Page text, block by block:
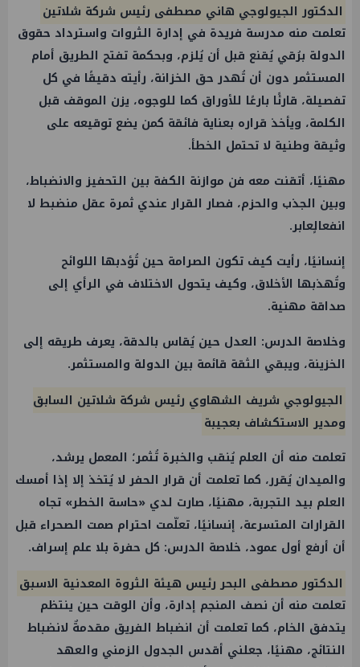
الدكتور الجيولوجي هاني مصطفى رئيس شركة شلاتين
تعلمت منه مدرسة فريدة في إدارة الثروات واسترداد حقوق
الدولة برُقي يُقنع قبل أن يُلزم، وبحكمة تفتح الطريق أمام
المستثمر دون أن تُهدر حق الخزانة، رأيته دقيقًا في كل
تفصيلة، قارئًا بارعًا للأوراق كما للوجوه، يزن الموقف قبل
الكلمة، ويأخذ قراره بعناية فائقة كمن يضع توقيعه على
وثيقة وطنية لا تحتمل الخطأ.
مهنيًا، أتقنت معه فن موازنة الكفة بين التحفيز والانضباط،
وبين الجذب والحزم، فصار القرار عندي ثمرة عقل منضبط لا
انفعالٍعابر.
إنسانيًا، رأيت كيف تكون الصرامة حين تُؤدبها اللوائح
وتُهذبها الأخلاق، وكيف يتحول الاختلاف في الرأي إلى
صداقة مهنية.
وخلاصة الدرس: العدل حين يُقاس بالدقة، يعرف طريقه إلى
الخزينة، ويبقي الثقة قائمة بين الدولة والمستثمر.
الجيولوجي شريف الشهاوي رئيس شركة شلاتين السابق
ومدير الاستكشاف بعجيبة
تعلمت منه أن العلم يُنقب والخبرة تُثمر؛ المعمل يرشد،
والميدان يُقرر، كما تعلمت أن قرار الحفر لا يُتخذ إلا إذا أمسك
العلم بيد التجربة، مهنيًا، صارت لدي «حاسة الخطر» تجاه
القرارات المتسرعة، إنسانيًا، تعلّمت احترام صمت الصحراء قبل
أن أرفع أول عمود، خلاصة الدرس: كل حفرة بلا علم إسراف.
الدكتور مصطفى البحر رئيس هيئة الثروة المعدنية الاسبق
تعلمت منه أن نصف المنجم إدارة، وأن الوقت حين ينتظم
يتدفق الخام، كما تعلمت أن انضباط الفريق مقدمةٌ لانضباط
النتائج، مهنيًا، جعلني أقدس الجدول الزمني والعهد